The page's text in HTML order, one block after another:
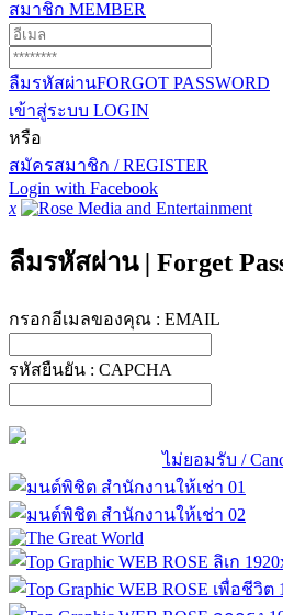
สมาชิก MEMBER
ลืมรหัสผ่านFORGOT PASSWORD
เข้าสู่ระบบ LOGIN
หรือ
สมัครสมาชิก / REGISTER
Login with Facebook
x
ลืมรหัสผ่าน | Forget
กรอกอีเมลของคุณ : EMAIL
รหัสยืนยัน : CAPCHA
ไม่ยอมรับ /